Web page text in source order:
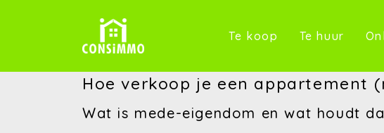
Te koop (Te koop)
Te huur (Te
Hoe verkoop je een appartement
Wat is mede-eigendom en wat houdt